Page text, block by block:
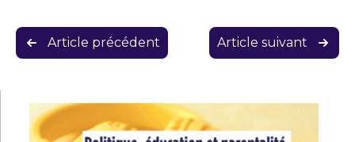
Navigation
de
Article précédent Article suivant